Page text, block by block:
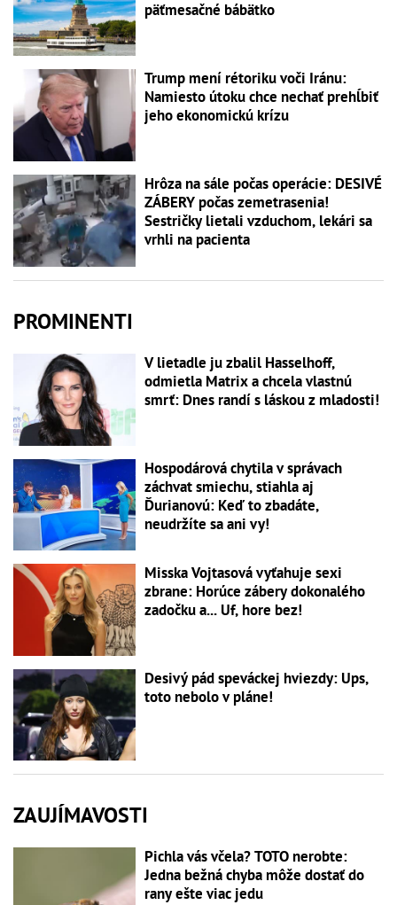
päťmesačné bábätko
Trump mení rétoriku voči Iránu:
Namiesto útoku chce nechať prehĺbiť
jeho ekonomickú krízu
Hrôza na sále počas operácie: DESIVÉ
ZÁBERY počas zemetrasenia!
Sestričky lietali vzduchom, lekári sa
vrhli na pacienta
PROMINENTI
V lietadle ju zbalil Hasselhoff,
odmietla Matrix a chcela vlastnú
smrť: Dnes randí s láskou z mladosti!
Hospodárová chytila v správach
záchvat smiechu, stiahla aj
Ďurianovú: Keď to zbadáte,
neudržíte sa ani vy!
Misska Vojtasová vyťahuje sexi
zbrane: Horúce zábery dokonalého
zadočku a... Uf, hore bez!
Desivý pád speváckej hviezdy: Ups,
toto nebolo v pláne!
ZAUJÍMAVOSTI
Pichla vás včela? TOTO nerobte:
Jedna bežná chyba môže dostať do
rany ešte viac jedu